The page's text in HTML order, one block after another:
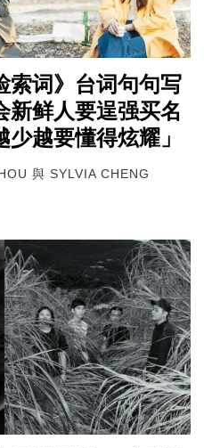
索词》台词句句写
新鲜人要逞强买名
越要懂得炫耀」
與 SYLVIA CHENG